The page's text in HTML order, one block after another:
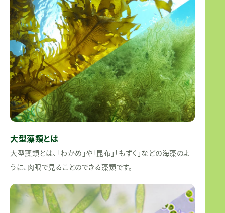
大型藻類とは
大型藻類とは、「わかめ」や「昆布」「もずく」などの海藻のよ
うに、肉眼で見ることのできる藻類です。